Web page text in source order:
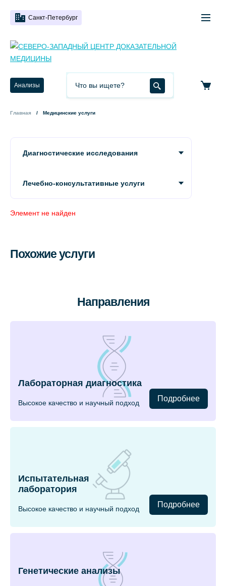
Санкт-Петербург
Анализы
Главная Медицинские услуги
Диагностические исследования
Лечебно-консультативные услуги
Элемент не найден
Похожие услуги
Направления
Лабораторная диагностика
Высокое качество и научный подход Подробнее
Испытательная
лаборатория
Высокое качество и научный подход Подробнее
Генетические анализы